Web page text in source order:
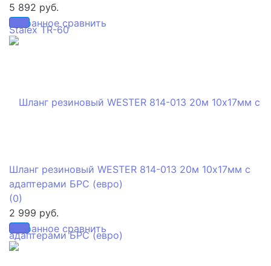
избранное сравнить
5 892 руб.
избранное сравнить
Шланг резиновый WESTER 814-013 20м 10x17мм с
адаптерами БРС (евро)
(0)
2 999 руб.